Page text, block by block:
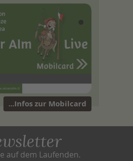
...Infos zur Mobilcard
auf dem Laufenden.